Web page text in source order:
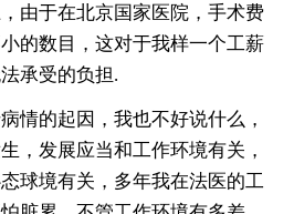
于在北京国家医院，手术费
的数目，这对于我样一个工薪
承受的负担.
的起因，我也不好说什么，
，发展应当和工作环境有关，
球境有关，多年我在法医的工